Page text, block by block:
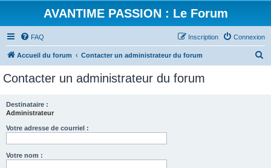
AVANTIME PASSION : Le Forum
FAQ Connexion
Inscription
Accueil du forum Contacter un administrateur du forum
Contacter un administrateur du forum
Destinataire :
Administrateur
Votre adresse de courriel :
Votre nom :